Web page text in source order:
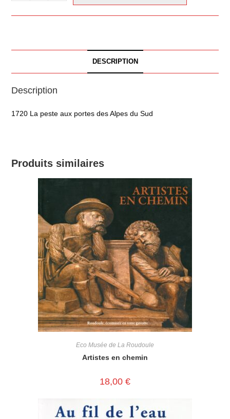
DESCRIPTION
Description
1720 La peste aux portes des Alpes du Sud
Produits similaires
Eco Musée de La Roudoule
Artistes en chemin
18,00 €